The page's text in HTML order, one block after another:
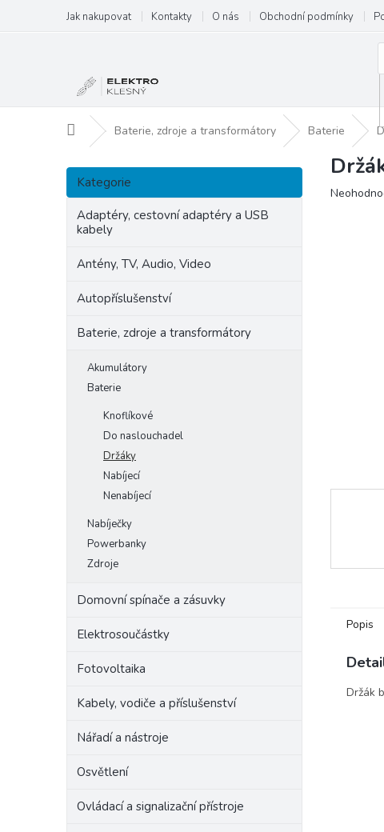
obsah
Jak nakupovat Kontakty O nás Obchodní podmínky
Domů Baterie, zdroje a transformátory Baterie
P
s
Přeskočit
kategorie
Kategorie
Adaptéry, cestovní adaptéry a USB
kabely
Antény, TV, Audio, Video
Autopříslušenství
Baterie, zdroje a transformátory
Akumulátory
Baterie
Knoflíkové
Do naslouchadel
Držáky
Nabíjecí
Nenabíjecí
Nabíječky
Powerbanky
Zdroje
Domovní spínače a zásuvky
Elektrosoučástky
Fotovoltaika
Kabely, vodiče a příslušenství
Nářadí a nástroje
Osvětlení
Ovládací a signalizační přístroje
Průměrné
Popis
Držák